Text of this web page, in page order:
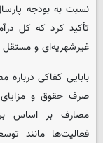
تأکید کرد که کل
غیرشهریه‌ای و مستقل حدود ۲ هزار و ۲۰۰
بابایی کفاکی
صرف حقوق و
مصارف بر اساس
فعالیت‌ها مانند